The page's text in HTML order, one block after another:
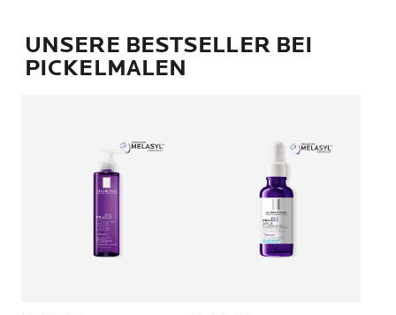
UNSERE BESTSELLER BEI
PICKELMALEN